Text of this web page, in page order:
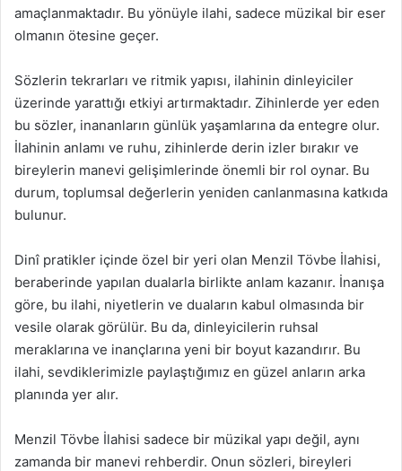
amaçlanmaktadır. Bu yönüyle ilahi, sadece müzikal bir eser
olmanın ötesine geçer.
Sözlerin tekrarları ve ritmik yapısı, ilahinin dinleyiciler
üzerinde yarattığı etkiyi artırmaktadır. Zihinlerde yer eden
bu sözler, inananların günlük yaşamlarına da entegre olur.
İlahinin anlamı ve ruhu, zihinlerde derin izler bırakır ve
bireylerin manevi gelişimlerinde önemli bir rol oynar. Bu
durum, toplumsal değerlerin yeniden canlanmasına katkıda
bulunur.
Dinî pratikler içinde özel bir yeri olan Menzil Tövbe İlahisi,
beraberinde yapılan dualarla birlikte anlam kazanır. İnanışa
göre, bu ilahi, niyetlerin ve duaların kabul olmasında bir
vesile olarak görülür. Bu da, dinleyicilerin ruhsal
meraklarına ve inançlarına yeni bir boyut kazandırır. Bu
ilahi, sevdiklerimizle paylaştığımız en güzel anların arka
planında yer alır.
Menzil Tövbe İlahisi sadece bir müzikal yapı değil, aynı
zamanda bir manevi rehberdir. Onun sözleri, bireyleri